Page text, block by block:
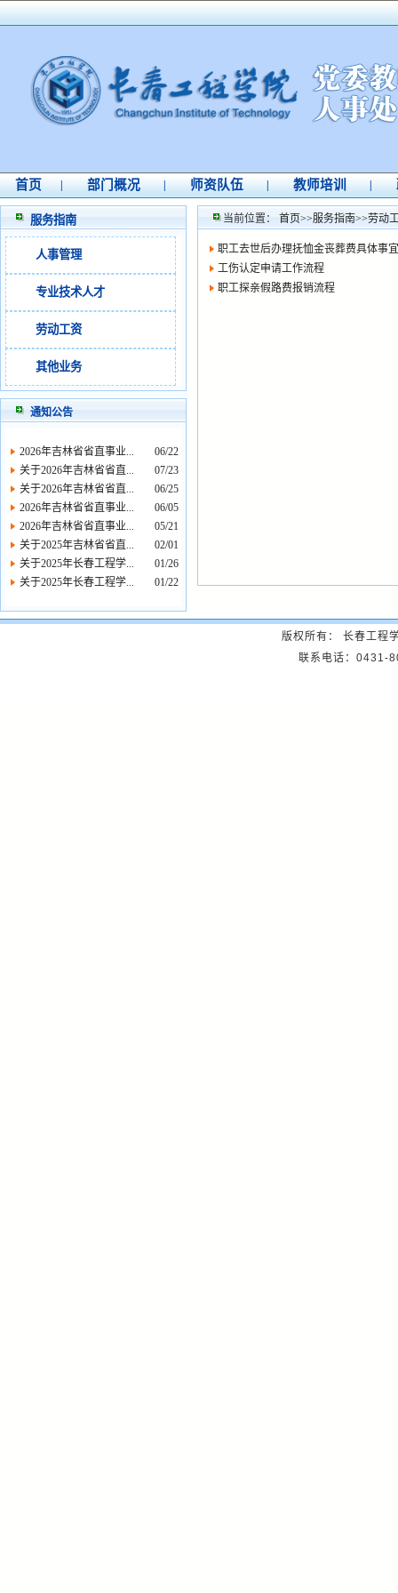
首页 部门概况 师资队伍 教师培训
服务指南
人事管理
专业技术人才
劳动工资
其他业务
通知公告
2026年吉林省省直事业...
06/22
关于2026年吉林省省直...
07/23
关于2026年吉林省省直...
06/25
2026年吉林省省直事业...
06/05
2026年吉林省省直事业...
05/21
关于2025年吉林省省直...
02/01
关于2025年长春工程学...
01/26
关于2025年长春工程学...
01/22
当前位置： 首页>>服务指南>>劳动
职工去世后办理抚恤金丧葬费具体事宜
工伤认定申请工作流程
职工探亲假路费报销流程
版权所有： 长春工程
联系电话：